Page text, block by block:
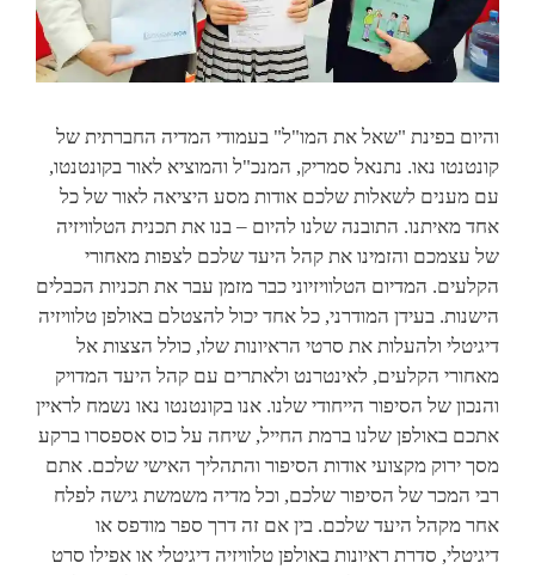
והיום בפינת "שאל את המו"ל" בעמודי המדיה החברתית של
קונטנטו נאו. נתנאל סמריק, המנכ"ל והמוציא לאור בקונטנטו,
עם מענים לשאלות שלכם אודות מסע היציאה לאור של כל
אחד מאיתנו. התובנה שלנו להיום – בנו את תכנית הטלוויזיה
של עצמכם והזמינו את קהל היעד שלכם לצפות מאחורי
הקלעים. המדיום הטלוויזיוני כבר מזמן עבר את תכניות הכבלים
הישנות. בעידן המודרני, כל אחד יכול להצטלם באולפן טלוויזיה
דיגיטלי ולהעלות את סרטי הראיונות שלו, כולל הצצות אל
מאחורי הקלעים, לאינטרנט ולאתרים עם קהל היעד המדויק
והנכון של הסיפור הייחודי שלנו. אנו בקונטנטו נאו נשמח לראיין
אתכם באולפן שלנו ברמת החייל, שיחה על כוס אספסרו ברקע
מסך ירוק מקצועי אודות הסיפור והתהליך האישי שלכם. אתם
רבי המכר של הסיפור שלכם, וכל מדיה משמשת גישה לפלח
אחר מקהל היעד שלכם. בין אם זה דרך ספר מודפס או
דיגיטלי, סדרת ראיונות באולפן טלוויזיה דיגיטלי או אפילו סרט